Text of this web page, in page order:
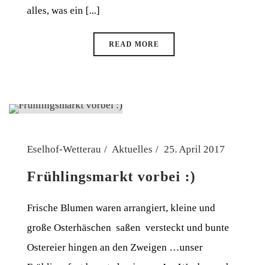
alles, was ein [...]
READ MORE
Eselhof-Wetterau Aktuelles 25. April 2017
Frühlingsmarkt vorbei :)
Frische Blumen waren arrangiert, kleine und
große Osterhäschen saßen versteckt und bunte
Ostereier hingen an den Zweigen …unser